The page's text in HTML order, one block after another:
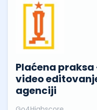
Plaćena
video
agenciji